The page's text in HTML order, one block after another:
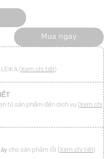
Mua ngay
(Xem chi tiết)
từ sản phẩm đến dịch vụ (Xem chi
cho sản phẩm lỗi (Xem chi tiết)